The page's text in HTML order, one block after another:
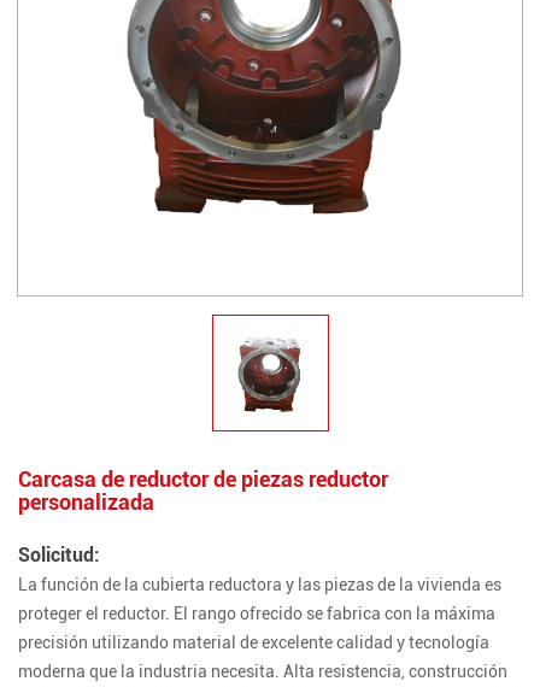
Carcasa de reductor de piezas reductor
personalizada
Solicitud:
La función de la cubierta reductora y las piezas de la vivienda es
proteger el reductor. El rango ofrecido se fabrica con la máxima
precisión utilizando material de excelente calidad y tecnología
moderna que la industria necesita. Alta resistencia, construcción